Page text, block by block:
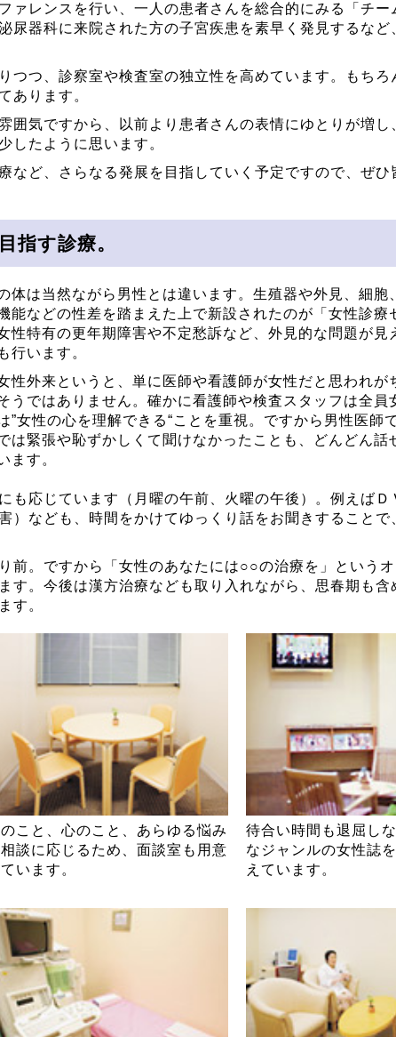
ァレンスを行い、一人の患者さんを総合的にみる「チー
尿器科に来院された方の子宮疾患を素早く発見するなど
つつ、診察室や検査室の独立性を高めています。もちろ
あります。
囲気ですから、以前より患者さんの表情にゆとりが増し
したように思います。
など、さらなる発展を目指していく予定ですので、ぜひ
指す診療。
体は当然ながら男性とは違います。生殖器や外見、細胞
能などの性差を踏まえた上で新設されたのが「女性診療
性特有の更年期障害や不定愁訴など、外見的な問題が見
行います。
性外来というと、単に医師や看護師が女性だと思われが
うではありません。確かに看護師や検査スタッフは全員
”女性の心を理解できる“ことを重視。ですから男性医師
は緊張や恥ずかしくて聞けなかったことも、どんどん話
ます。
も応じています（月曜の午前、火曜の午後）。例えばＤ
）なども、時間をかけてゆっくり話をお聞きすることで
前。ですから「女性のあなたには○○の治療を」というオ
す。今後は漢方治療なども取り入れながら、思春期も含
す。
こと、心のこと、あらゆる悩み
談に応じるため、面談室も用意
います。
待合い時間も退屈し
なジャンルの女性誌
えています。